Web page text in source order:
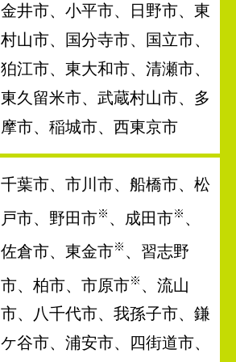
金井市、小平市、日野市、東
村山市、国分寺市、国立市、
狛江市、東大和市、清瀬市、
東久留米市、武蔵村山市、多
摩市、稲城市、西東京市
千葉市、市川市、船橋市、松
戸市、野田市※ 、成田市※
佐倉市、東金市※ 、習志野
市、柏市、市原市※ 、流山
市、八千代市、我孫子市、鎌
ケ谷市、浦安市、四街道市、